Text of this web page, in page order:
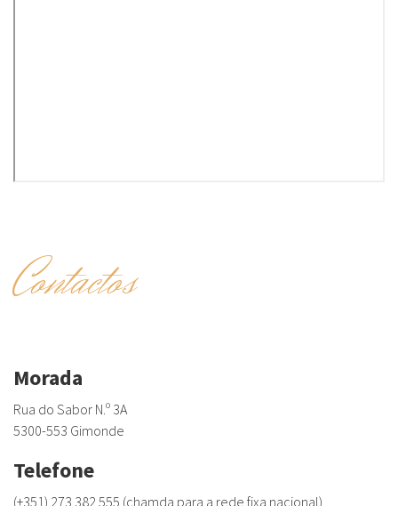
Contactos
Morada
Rua do Sabor N.º 3A
5300-553 Gimonde
Telefone
(+351) 273 382 555 (chamda para a rede fixa nacional)